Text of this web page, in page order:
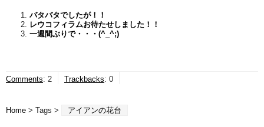
バタバタでしたが！！
レウコフィラムお待たせしました！！
一週間ぶりで・・・(^_^;)
Comments: 2 Trackbacks: 0
Home > Tags > アイアンの花台